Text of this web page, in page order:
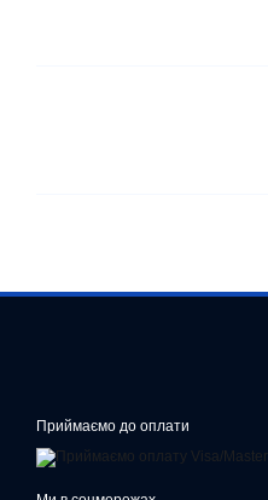
Приймаємо до оплати